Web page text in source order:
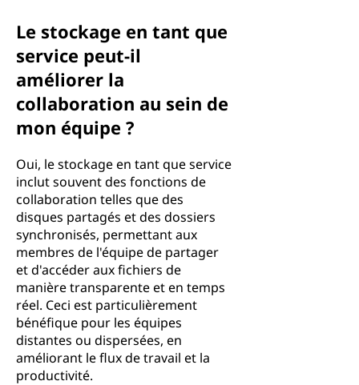
Le stockage en tant que
service peut-il
améliorer la
collaboration au sein de
mon équipe ?
Oui, le stockage en tant que service
inclut souvent des fonctions de
collaboration telles que des
disques partagés et des dossiers
synchronisés, permettant aux
membres de l'équipe de partager
et d'accéder aux fichiers de
manière transparente et en temps
réel. Ceci est particulièrement
bénéfique pour les équipes
distantes ou dispersées, en
améliorant le flux de travail et la
productivité.